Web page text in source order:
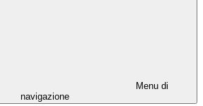
Menu di
navigazione